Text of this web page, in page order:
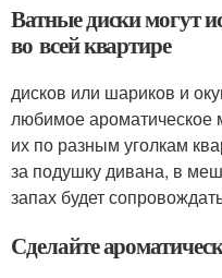
Ватные диски могут
во всей квартире
дисков или шариков и
любимое ароматическое
их по разным уголкам
за подушку дивана, в
запах будет
Сделайте